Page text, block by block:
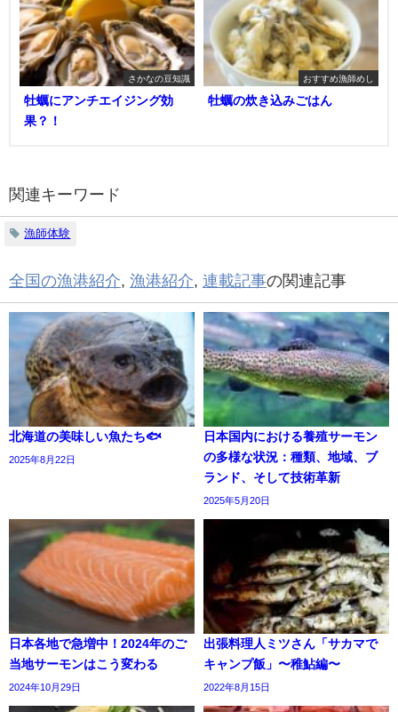
さかなの豆知識
牡蠣にアンチエイジング効
果？！
おすすめ漁師めし
牡蠣の炊き込みごはん
関連キーワード
漁師体験
全国の漁港紹介, 漁港紹介, 連載記事の関連記事
北海道の美味しい魚たち🐟
2025年8月22日
日本国内における養殖サーモン
の多様な状況：種類、地域、ブ
ランド、そして技術革新
2025年5月20日
日本各地で急増中！2024年のご
当地サーモンはこう変わる
2024年10月29日
出張料理人ミツさん「サカマで
キャンプ飯」〜稚鮎編〜
2022年8月15日